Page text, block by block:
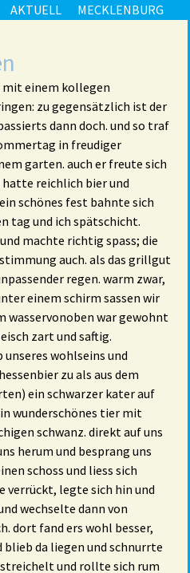
AKTUELL MECKLENBURG
einem kollegen
zu gegensätzlich ist der
dann doch. und so traf
in freudiger
garten. auch er freute sich
hatte reichlich bier und
schönes fest bahnte sich
tag und ich spätschicht.
machte richtig spass; die
auch. als das grillgut
regen. warm zwar,
einem schirm sassen wir
wasservonoben war gewohnt
zart und saftig.
unseres wohlseins und
zu als aus dem
ein schwarzer kater auf
wunderschönes tier mit
schwanz. direkt auf uns
herum und besprang uns
schoss und liess sich
verrückt, legte sich hin und
wechselte dann von
dort fand ers wohl besser,
blieb da liegen und schnurrte
und rollte sich rum